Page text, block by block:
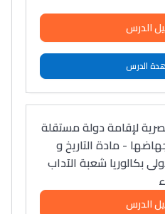
الدرس
الدرس
لإقامة دولة مستقلة
- مادة التاريخ و
بكالوريا شعبة الآداب
الدرس